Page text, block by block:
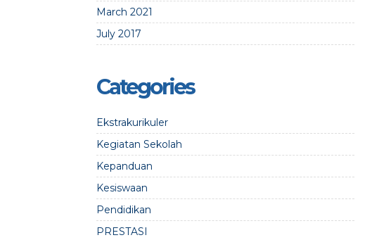
March 2021
July 2017
Categories
Ekstrakurikuler
Kegiatan Sekolah
Kepanduan
Kesiswaan
Pendidikan
PRESTASI